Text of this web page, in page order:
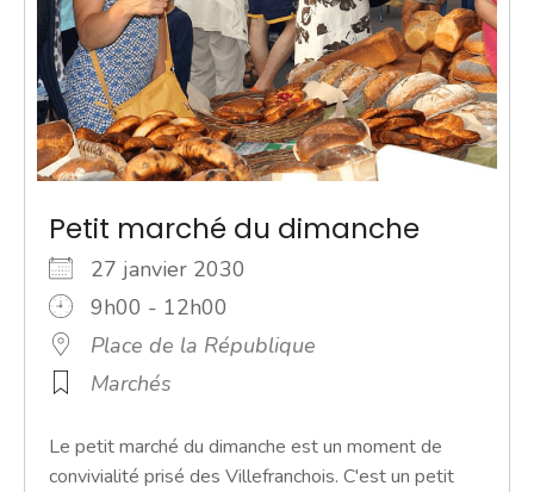
Petit marché du dimanche
27 janvier 2030
9h00 - 12h00
Place de la République
Marchés
Le petit marché du dimanche est un moment de
convivialité prisé des Villefranchois. C'est un petit